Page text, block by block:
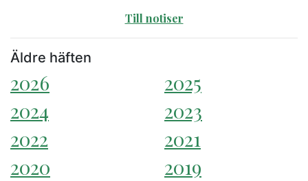
Till notiser
Äldre häften
2026
2025
2024
2023
2022
2021
2020
2019